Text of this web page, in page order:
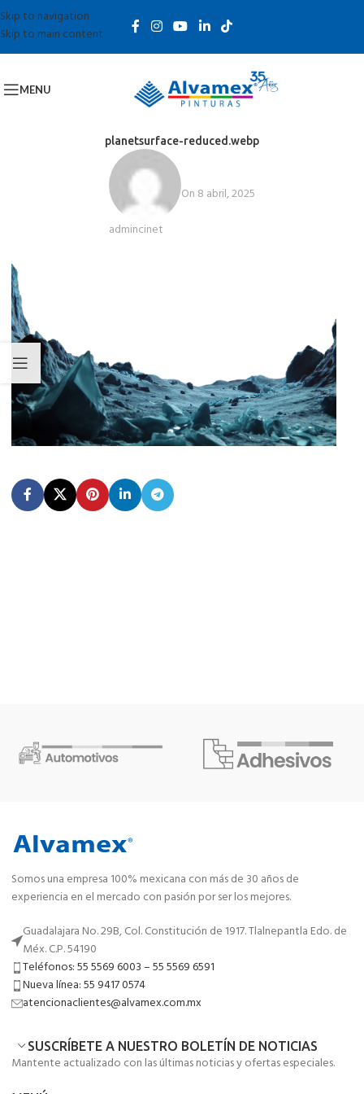
Skip to navigation
Skip to main content
MENU
planetsurface-reduced.webp
admincinet
On 8 abril, 2025
Somos una empresa 100% mexicana con más de 30 años de
experiencia en el mercado con pasión por ser los mejores.
Guadalajara No. 29B, Col. Constitución de 1917. Tlalnepantla Edo. de
Méx. C.P. 54190
Teléfonos: 55 5569 6003 – 55 5569 6591
Nueva línea: 55 9417 0574
atencionaclientes@alvamex.com.mx
SUSCRÍBETE A NUESTRO BOLETÍN DE NOTICIAS
Mantente actualizado con las últimas noticias y ofertas especiales.